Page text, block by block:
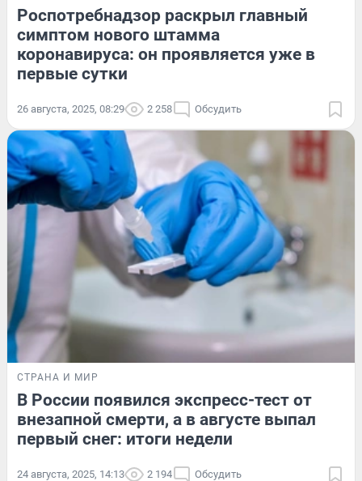
Роспотребнадзор раскрыл главный
симптом нового штамма
коронавируса: он проявляется уже в
первые сутки
26 августа, 2025, 08:29 2 258 Обсудить
СТРАНА И МИР
В России появился экспресс-тест от
внезапной смерти, а в августе выпал
первый снег: итоги недели
24 августа, 2025, 14:13 2 194 Обсудить